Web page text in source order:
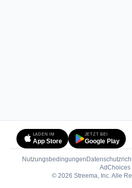
LADEN IM
App Store
JETZT BEI
Google Play
Nutzungsbedingungen
AdChoices
© 2026 Streema, Inc. Alle